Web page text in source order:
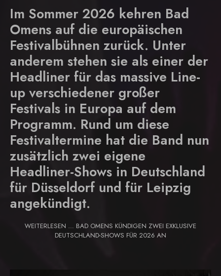
Im Sommer 2026 kehren Bad
Omens auf die europäischen
Festivalbühnen zurück. Unter
anderem stehen sie als einer der
Headliner für das massive Line-
up verschiedener großer
Festivals in Europa auf dem
Programm. Rund um diese
Festivaltermine hat die Band nun
zusätzlich zwei eigene
Headliner-Shows in Deutschland
für Düsseldorf und für Leipzig
angekündigt.
WEITERLESEN … BAD OMENS KÜNDIGEN ZWEI EXKLUSIVE
DEUTSCHLAND-SHOWS FÜR 2026 AN